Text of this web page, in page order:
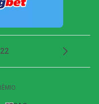
recebeu um
goleiro adversário.
minutos, em uma
e quase